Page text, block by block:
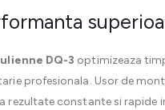
DQ-3 optimizeaza
profesionala. Usor de
rezultate constante si rapide